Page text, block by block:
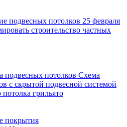
подвесных потолков 25 февраля
строительство частных
подвесных потолков Схема
с скрытой подвесной системой
грильято
покрытия